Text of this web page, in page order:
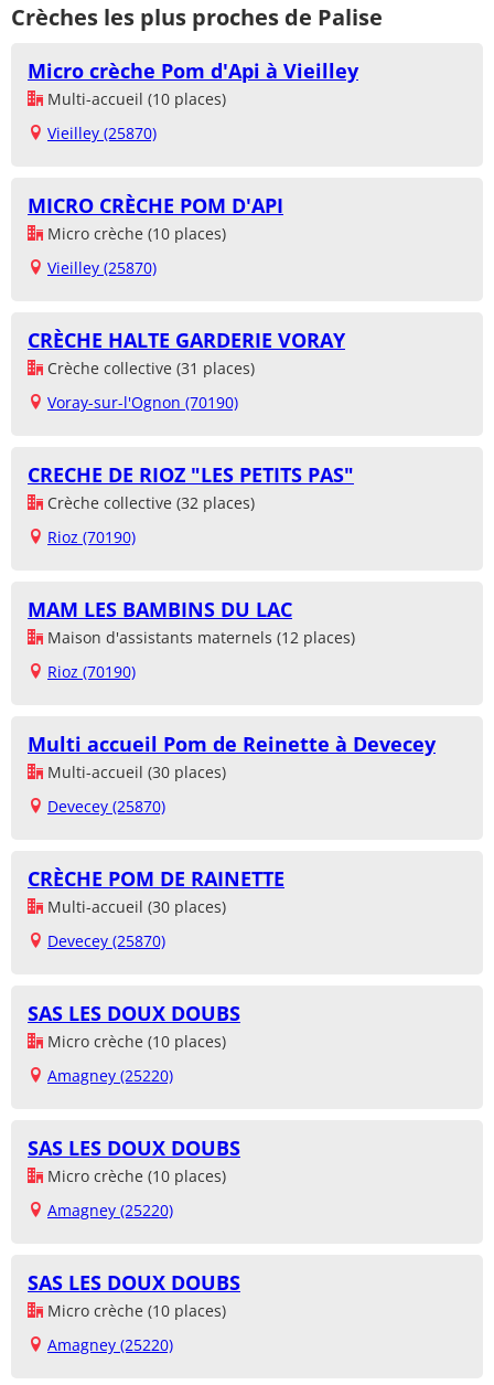
Crèches les plus proches de Palise
Micro crèche Pom d'Api à Vieilley
Multi-accueil (10 places)
Vieilley (25870)
MICRO CRÈCHE POM D'API
Micro crèche (10 places)
Vieilley (25870)
CRÈCHE HALTE GARDERIE VORAY
Crèche collective (31 places)
Voray-sur-l'Ognon (70190)
CRECHE DE RIOZ "LES PETITS PAS"
Crèche collective (32 places)
Rioz (70190)
MAM LES BAMBINS DU LAC
Maison d'assistants maternels (12 places)
Rioz (70190)
Multi accueil Pom de Reinette à Devecey
Multi-accueil (30 places)
Devecey (25870)
CRÈCHE POM DE RAINETTE
Multi-accueil (30 places)
Devecey (25870)
SAS LES DOUX DOUBS
Micro crèche (10 places)
Amagney (25220)
SAS LES DOUX DOUBS
Micro crèche (10 places)
Amagney (25220)
SAS LES DOUX DOUBS
Micro crèche (10 places)
Amagney (25220)